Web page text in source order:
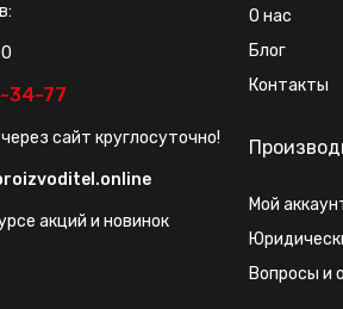
34-77
сайт круглосуточно!
акций и новинок
О нас
Блог
Контакты
Мой
Вопросы и